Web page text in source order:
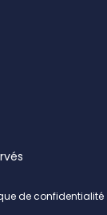
de confidentialité